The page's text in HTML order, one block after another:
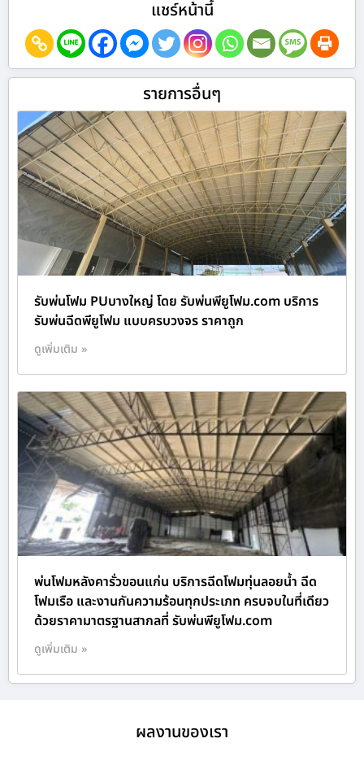
แชร์หน้านี้
รายการอื่นๆ
รับพ่นโฟม PUบางใหญ่ โดย รับพ่นพียูโฟม.com บริการ
รับพ่นฉีดพียูโฟม แบบครบวงจร ราคาถูก
ดูเพิ่มเติม »
พ่นโฟมหลังคารั่วขอนแก่น บริการฉีดโฟมทุ่นลอยน้ำ ฉีด
โฟมเรือ และงานกันความร้อนทุกประเภท ครบจบในที่เดียว
ด้วยราคามาตรฐานสากลที่ รับพ่นพียูโฟม.com
ดูเพิ่มเติม »
ผลงานของเรา